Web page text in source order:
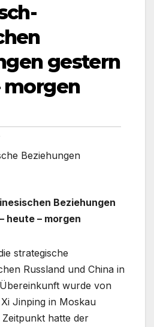
gestern
morgen
Beziehungen
Beziehungen
heute – morgen
strategische
Russland und China in
wurde von
Jinping in Moskau
Zeitpunkt hatte der